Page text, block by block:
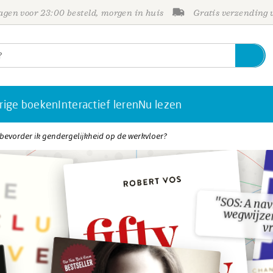
voor 23:00 besteld, morgen in huis Gratis verzending
boekenInteractief lerenNu lezen
ik gendergelijkheid op de werkvloer?
"SOS: A
"SOS: A